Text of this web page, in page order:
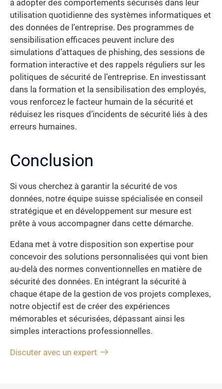
à adopter des comportements sécurisés dans leur
utilisation quotidienne des systèmes informatiques et
des données de l’entreprise. Des programmes de
sensibilisation efficaces peuvent inclure des
simulations d’attaques de phishing, des sessions de
formation interactive et des rappels réguliers sur les
politiques de sécurité de l’entreprise. En investissant
dans la formation et la sensibilisation des employés,
vous renforcez le facteur humain de la sécurité et
réduisez les risques d’incidents de sécurité liés à des
erreurs humaines.
Conclusion
Si vous cherchez à garantir la sécurité de vos
données, notre équipe suisse spécialisée en conseil
stratégique et en développement sur mesure est
prête à vous accompagner dans cette démarche.
Edana met à votre disposition son expertise pour
concevoir des solutions personnalisées qui vont bien
au-delà des normes conventionnelles en matière de
sécurité des données. En intégrant la sécurité à
chaque étape de la gestion de vos projets complexes,
notre objectif est de créer des expériences
mémorables et sécurisées, dépassant ainsi les
simples interactions professionnelles.
Discuter avec un expert